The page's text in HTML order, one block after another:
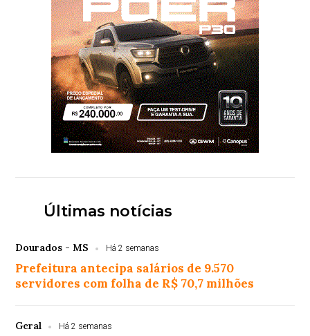
Últimas notícias
Dourados - MS Há 2 semanas
Prefeitura antecipa salários de 9.570
servidores com folha de R$ 70,7 milhões
Geral Há 2 semanas